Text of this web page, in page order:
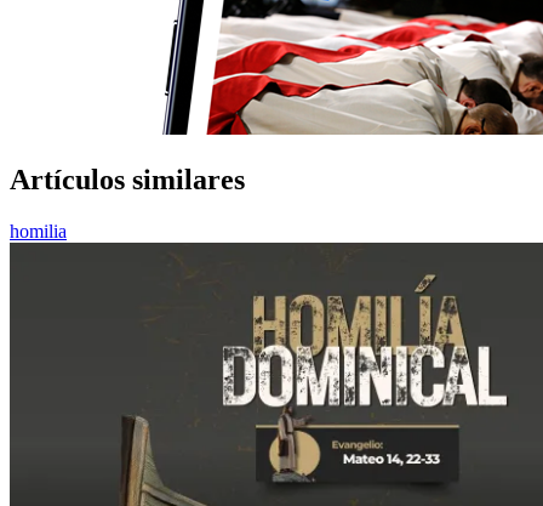
Artículos similares
homilia